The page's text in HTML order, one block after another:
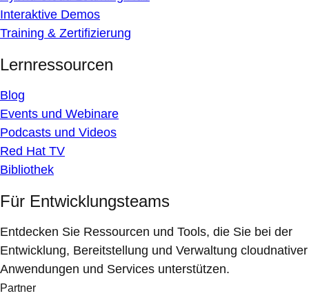
Interaktive Demos
Training & Zertifizierung
Lernressourcen
Blog
Events und Webinare
Podcasts und Videos
Red Hat TV
Bibliothek
Für Entwicklungsteams
Entdecken Sie Ressourcen und Tools, die Sie bei der
Entwicklung, Bereitstellung und Verwaltung cloudnativer
Anwendungen und Services unterstützen.
Partner